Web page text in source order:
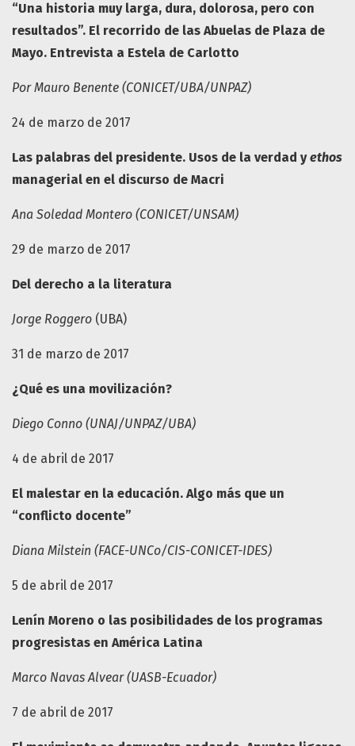
“Una historia muy larga, dura, dolorosa, pero con
resultados”. El recorrido de las Abuelas de Plaza de
Mayo. Entrevista a Estela de Carlotto
Por Mauro Benente (CONICET/UBA/UNPAZ)
24 de marzo de 2017
Las palabras del presidente. Usos de la verdad yethos
managerial en el discurso de Macri
Ana Soledad Montero (CONICET/UNSAM)
29 de marzo de 2017
Del derecho a la literatura
Jorge Roggero (UBA)
31 de marzo de 2017
¿Qué es una movilización?
Diego Conno (UNAJ/UNPAZ/UBA)
4 de abril de 2017
El malestar en la educación. Algo más que un
“conflicto docente”
Diana Milstein (FACE-UNCo/CIS-CONICET-IDES)
5 de abril de 2017
Lenín Moreno o las posibilidades de los programas
progresistas en América Latina
Marco Navas Alvear (UASB-Ecuador)
7 de abril de 2017